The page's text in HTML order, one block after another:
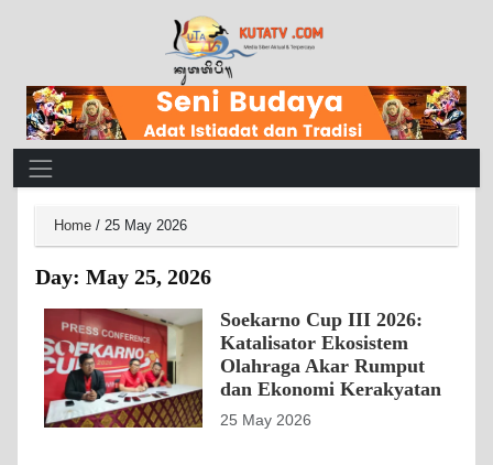
Main Navigation
Home / 25 May 2026
Day: May 25, 2026
Soekarno Cup III 2026:
Katalisator Ekosistem
Olahraga Akar Rumput
dan Ekonomi Kerakyatan
25 May 2026